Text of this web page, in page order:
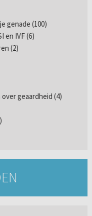
genade (100)
en IVF (6)
(2)
geaardheid (4)